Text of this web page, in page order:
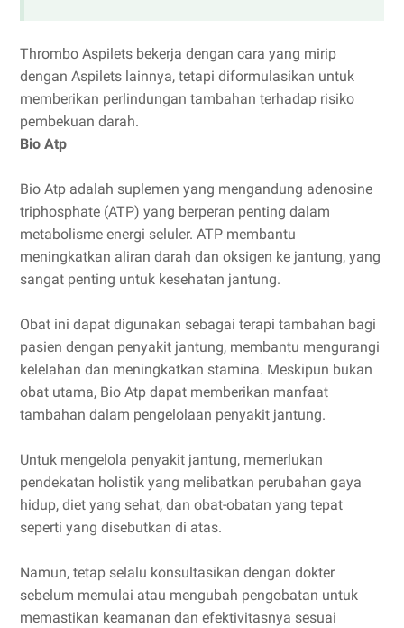
Thrombo Aspilets bekerja dengan cara yang mirip
dengan Aspilets lainnya, tetapi diformulasikan untuk
memberikan perlindungan tambahan terhadap risiko
pembekuan darah.
Bio Atp
Bio Atp adalah suplemen yang mengandung adenosine
triphosphate (ATP) yang berperan penting dalam
metabolisme energi seluler. ATP membantu
meningkatkan aliran darah dan oksigen ke jantung, yang
sangat penting untuk kesehatan jantung.
Obat ini dapat digunakan sebagai terapi tambahan bagi
pasien dengan penyakit jantung, membantu mengurangi
kelelahan dan meningkatkan stamina. Meskipun bukan
obat utama, Bio Atp dapat memberikan manfaat
tambahan dalam pengelolaan penyakit jantung.
Untuk mengelola penyakit jantung, memerlukan
pendekatan holistik yang melibatkan perubahan gaya
hidup, diet yang sehat, dan obat-obatan yang tepat
seperti yang disebutkan di atas.
Namun, tetap selalu konsultasikan dengan dokter
sebelum memulai atau mengubah pengobatan untuk
memastikan keamanan dan efektivitasnya sesuai